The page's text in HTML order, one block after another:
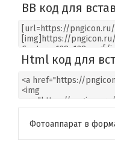
BB код для
Html код для
Фотоаппарат в